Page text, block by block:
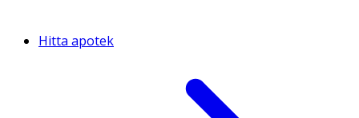
Hitta apotek